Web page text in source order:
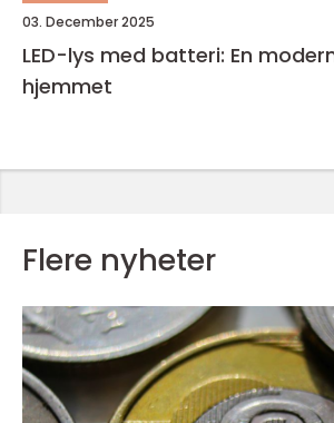
03. December 2025
LED-lys med batteri: En
hjemmet
Flere nyheter